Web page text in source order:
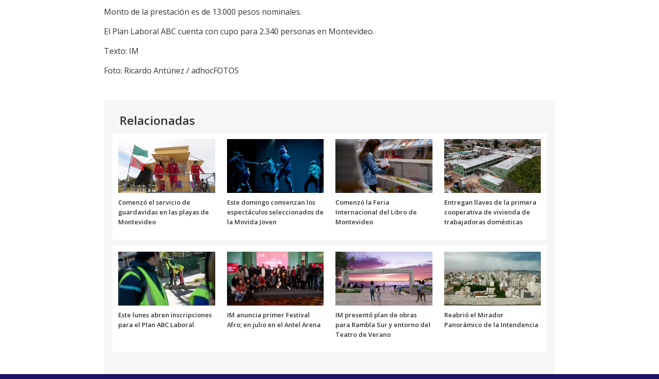
Monto de la prestación es de 13.000 pesos nominales.
El Plan Laboral ABC cuenta con cupo para 2.340 personas en Montevideo.
Texto: IM
Foto: Ricardo Antúnez / adhocFOTOS
Relacionadas
Comenzó el servicio de
guardavidas en las playas de
Montevideo
Este domingo comienzan los
espectáculos seleccionados de
la Movida Joven
Comenzó la Feria
Internacional del Libro de
Montevideo
Entregan llaves de la primera
cooperativa de vivienda de
trabajadoras domésticas
Este lunes abren inscripciones
para el Plan ABC Laboral
IM anuncia primer Festival
Afro; en julio en el Antel Arena
IM presentó plan de obras
para Rambla Sur y entorno del
Teatro de Verano
Reabrió el Mirador
Panorámico de la Intendencia